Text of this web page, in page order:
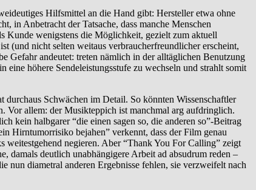
Hilfsmittel an die Hand gibt: Hersteller etwa ohne
in Anbetracht der Tatsache, dass manche Menschen
Kunde wenigstens die Möglichkeit, gezielt zum aktuell
(und nicht selten weitaus verbraucherfreundlicher erscheint,
Gefahr andeutet: treten nämlich in der alltäglichen Benutzung
höhere Sendeleis­tungs­stufe zu wechseln und strahlt somit
Schwächen im Detail. So könnten Wissenschaftler
Vor allem: der Musikteppich ist manchmal arg aufdringlich.
kein halbgarer “die einen sagen so, die anderen so”-Beitrag
Hirntumorrisiko bejahen” verkennt, dass der Film genau
weitestgehend negieren. Aber “Thank You For Calling” zeigt
damals deutlich unabhängigere Arbeit ad absudrum reden –
diametral anderen Ergebnisse fehlen, sie verzweifelt nach